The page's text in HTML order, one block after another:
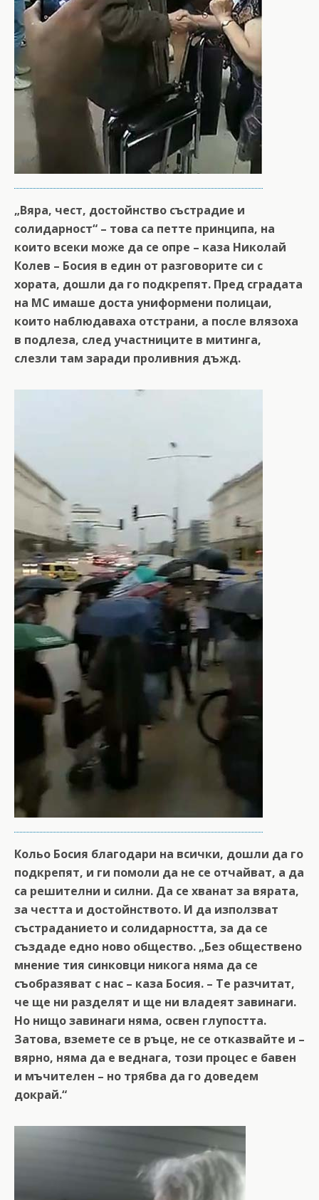
„Вяра, чест, достойнство състрадие и
солидарност“ – това са петте принципа, на
които всеки може да се опре – каза Николай
Колев – Босия в един от разговорите си с
хората, дошли да го подкрепят. Пред сградата
на МС имаше доста униформени полицаи,
които наблюдаваха отстрани, а после влязоха
в подлеза, след участниците в митинга,
слезли там заради проливния дъжд.
Кольо Босия благодари на всички, дошли да го
подкрепят, и ги помоли да не се отчайват, а да
са решителни и силни. Да се хванат за вярата,
за честта и достойнството. И да използват
състраданието и солидарността, за да се
създаде едно ново общество. „Без обществено
мнение тия синковци никога няма да се
съобразяват с нас – каза Босия. – Те разчитат,
че ще ни разделят и ще ни владеят завинаги.
Но нищо завинаги няма, освен глупостта.
Затова, вземете се в ръце, не се отказвайте и –
вярно, няма да е веднага, този процес е бавен
и мъчителен – но трябва да го доведем
докрай.“